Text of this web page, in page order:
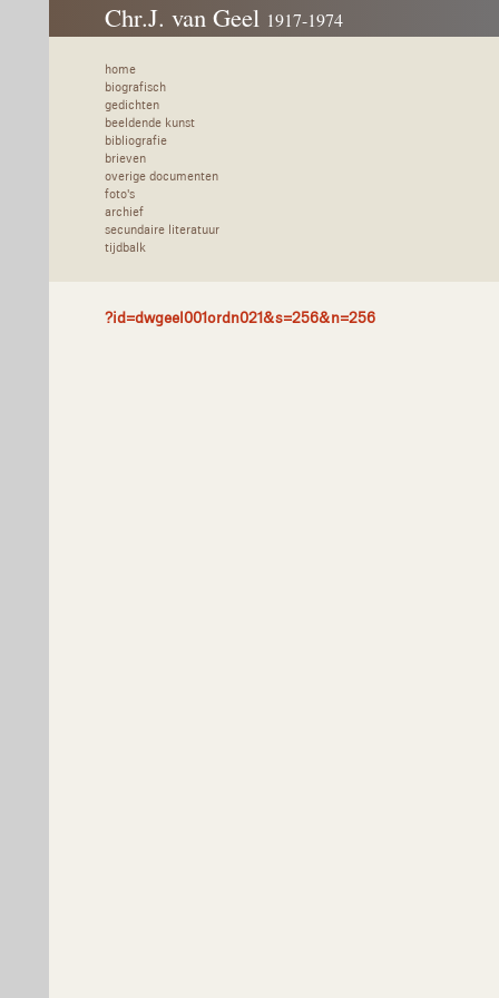
Chr.J. van Geel 1917-1974
home
biografisch
gedichten
beeldende kunst
bibliografie
brieven
overige documenten
foto's
archief
secundaire literatuur
tijdbalk
?id=dwgeel001ordn021&s=256&n=256